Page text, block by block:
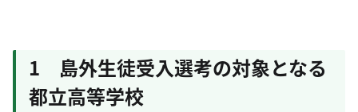
1 島外生徒受入選考の対象となる
都立高等学校